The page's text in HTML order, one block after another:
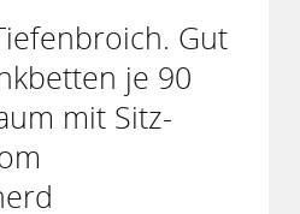
Gut
je 90
mit Sitz-